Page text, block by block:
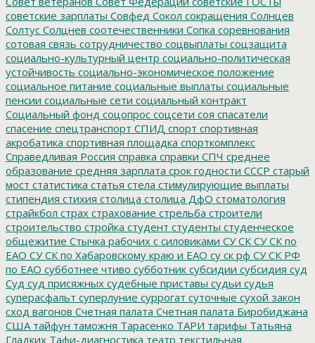
советские зарплаты Совфед Сокол сокращения Солнцев
Солтус Солцнев соотечественники Сопка соревнования
сотовая связь сотрудничество соцвыплаты соцзащита
социально-культурный центр социально-политическая
устойчивость социально-экономическое положение
социальное питание социальные выплаты социальные
пенсии социальные сети социальный контракт
Социальный фонд соцопрос соцсети соя спасатели
спасение спецтранспорт СПИД спорт спортивная
акробатика спортивная площадка спорткомплекс
Справедливая Россия справка справки СПЧ среднее
образование средняя зарплата срок годности СССР старый
мост статистика статья стела стимулирующие выплаты
стипендия стихия столица столица ДфО стоматология
страйкбол страх страхование стрельба строители
строительство стройка студент студенты студенческое
общежитие Стычка рабочих с силовиками СУ СК СУ СК по
ЕАО СУ СК по Хабаровскому краю и ЕАО су ск рф СУ СК РФ
по ЕАО субботнее чтиво субботник субсидии субсидия суд
Суд суд присяжных судебные приставы судьи судья
суперасфальт суперлуние суррогат суточные сухой закон
сход вагонов Счетная палата Счетная палата Биробиджана
США тайфун таможня Тарасенко ТАРИ тарифы Татьяна
Гладких Тафи-диагностика театр текстильная